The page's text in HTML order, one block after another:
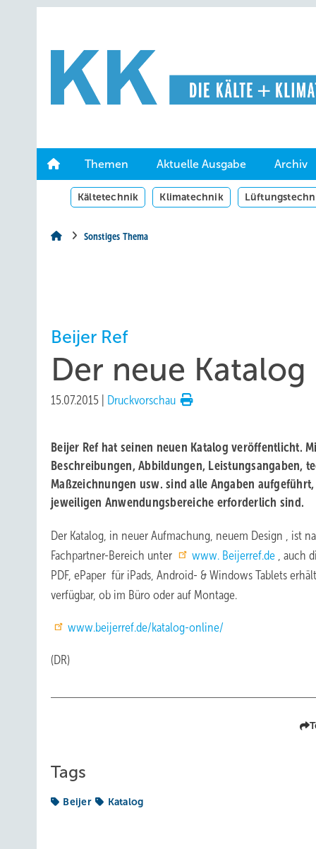
Hauptinhalt
Hauptmenü
Themen Aktuelle Ausgabe Archiv
Kältetechnik Klimatechnik
Sonstiges Thema
Beijer Ref
Der neue Katalog
15.07.2015 Druckvorschau
Beijer Ref hat seinen neuen Katalog veröffentlicht.
Beschreibungen, Abbildungen, Leistungsangaben,
Maßzeichnungen usw. sind alle Angaben
jeweiligen Anwendungsbereiche erforderlich sind.
Der Katalog, in neuer Aufmachung, neuem Design , ist
Fachpartner-Bereich unter
www. Beijerref.de , auch
PDF, ePaper für iPads, Android- & Windows Tablets
verfügbar, ob im Büro oder auf Montage.
www.beijerref.de/katalog-online/
(DR)
Tags
Beijer Katalog